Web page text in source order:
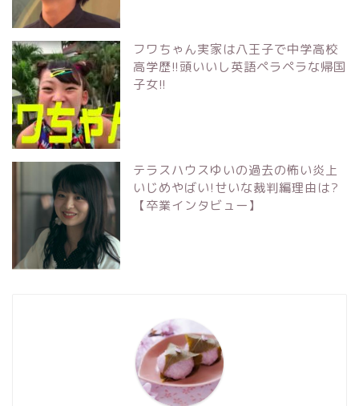
フワちゃん実家は八王子で中学高校
高学歴!!頭いいし英語ペラペラな帰国
子女!!
テラスハウスゆいの過去の怖い炎上
いじめやばい!せいな裁判編理由は?
【卒業インタビュー】